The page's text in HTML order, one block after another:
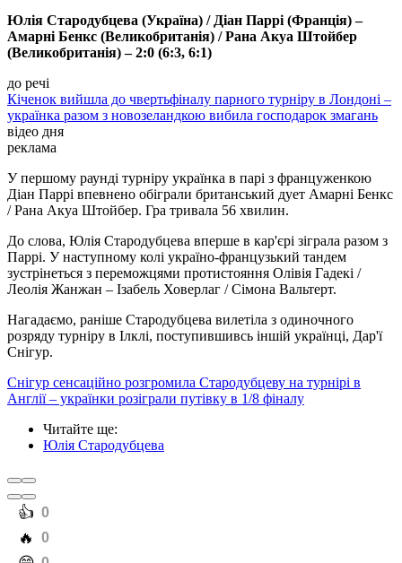
Юлія Стародубцева (Україна) / Діан Паррі (Франція) –
Амарні Бенкс (Великобританія) / Рана Акуа Штойбер
(Великобританія) – 2:0 (6:3, 6:1)
до речі
Кіченок вийшла до чвертьфіналу парного турніру в Лондоні –
українка разом з новозеландкою вибила господарок змагань
відео дня
реклама
У першому раунді турніру українка в парі з француженкою
Діан Паррі впевнено обіграли британський дует Амарні Бенкс
/ Рана Акуа Штойбер. Гра тривала 56 хвилин.
До слова, Юлія Стародубцева вперше в кар'єрі зіграла разом з
Паррі. У наступному колі україно-французький тандем
зустрінеться з переможцями протистояння Олівія Гадекі /
Леолія Жанжан – Ізабель Ховерлаг / Сімона Вальтерт.
Нагадаємо, раніше Стародубцева вилетіла з одиночного
розряду турніру в Ілклі, поступившивсь іншій українці, Дар'ї
Снігур.
Снігур сенсаційно розгромила Стародубцеву на турнірі в
Англії – українки розіграли путівку в 1/8 фіналу
Читайте ще:
Юлія Стародубцева
️👍 0
️🔥 0